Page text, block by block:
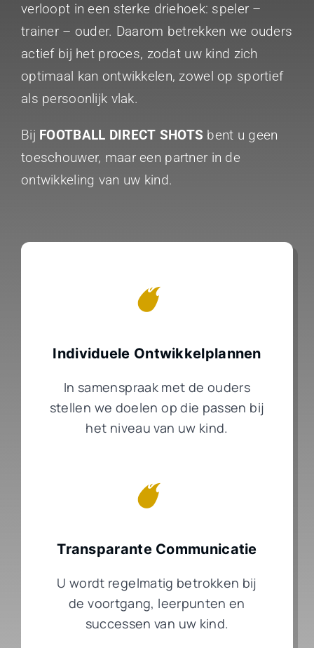
verloopt in een sterke driehoek: speler –
trainer – ouder. Daarom betrekken we ouders
actief bij het proces, zodat uw kind zich
optimaal kan ontwikkelen, zowel op sportief
als persoonlijk vlak.
Bij FOOTBALL DIRECT SHOTS bent u geen
toeschouwer, maar een partner in de
ontwikkeling van uw kind.
Individuele Ontwikkelplannen
In samenspraak met de ouders
stellen we doelen op die passen bij
het niveau van uw kind.
Transparante Communicatie
U wordt regelmatig betrokken bij
de voortgang, leerpunten en
successen van uw kind.